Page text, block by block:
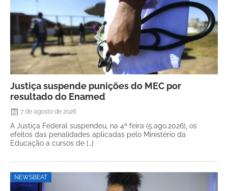
Justiça suspende punições do MEC por
resultado do Enamed
7 de agosto de 2026
A Justiça Federal suspendeu, na 4ª feira (5.ago.2026), os
efeitos das penalidades aplicadas pelo Ministério da
Educação a cursos de […]
NEWSBEAT